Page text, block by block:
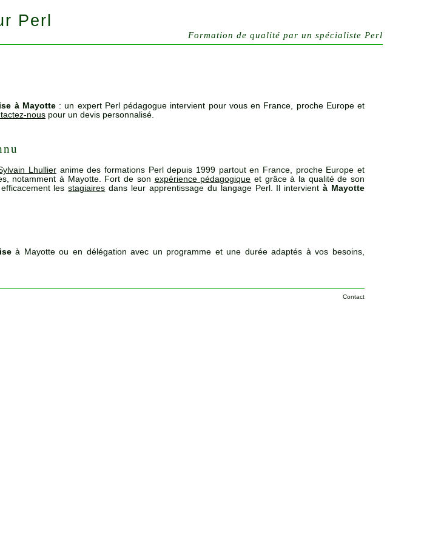
Perl
Formation de qualité par un spécialiste Perl
à Mayotte: un expert Perl pédagogue intervient pour vous en France, proche Europe et
nous pour un devis personnalisé.
Lhullier anime des formations Perl depuis 1999 partout en France, proche Europe et
notamment à Mayotte. Fort de son expérience pédagogique et grâce à la qualité de son
lesstagiaires dans leur apprentissage du langage Perl. Il intervientà Mayotte
à Mayotte ou en délégation avec un programme et une durée adaptés à vos besoins,
Contact